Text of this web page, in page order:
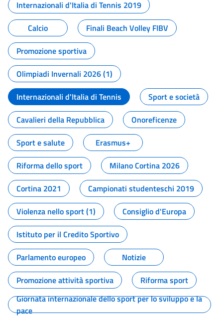
Internazionali d'Italia di Tennis 2019
Calcio
Finali Beach Volley FIBV
Promozione sportiva
Olimpiadi Invernali 2026 (1)
Internazionali d'Italia di Tennis
Sport e società
Cavalieri della Repubblica
Onoreficenze
Sport e salute
Erasmus+
Riforma dello sport
Milano Cortina 2026
Cortina 2021
Campionati studenteschi 2019
Violenza nello sport (1)
Consiglio d'Europa
Istituto per il Credito Sportivo
Parlamento europeo
Notizie
Promozione attività sportiva
Riforma sport
Giornata internazionale dello sport per lo sviluppo e la
pace